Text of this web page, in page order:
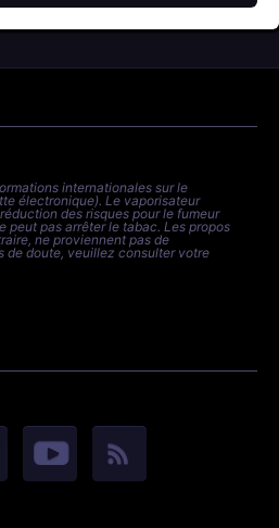
internationales sur le
électronique). Le vaporisateur
des risques pour le fumeur
peut pas arrêter le tabac. Les propos
ne proviennent pas de
de doute, veuillez consulter votre